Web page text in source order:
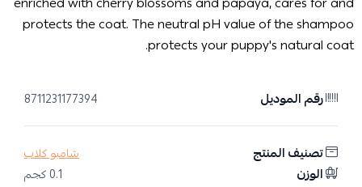
protects the coat. The neutral pH value of the shampoo
protects your puppy's natural coat.
رقم الموديل 8711231177394
تصنيف المنتج شامبو كلاب
الوزن 0.1 كجم